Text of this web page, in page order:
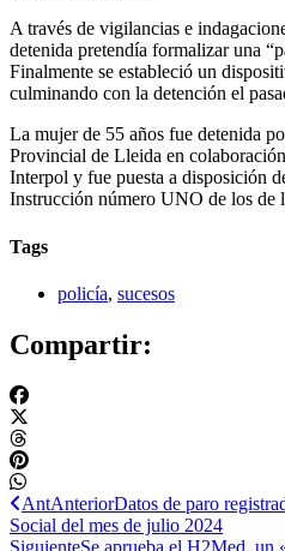
A través de vigilancias e
detenida pretendía formalizar una
Finalmente se estableció un
culminando con la detención el
La mujer de 55 años fue detenida
Provincial de Lleida en
Interpol y fue puesta a disposición
Instrucción número UNO de los de
Tags
policía, sucesos
Compartir:
AntAnteriorDatos de paro
Social del mes de julio 2024
SiguienteSe aprueba el H2Med, un